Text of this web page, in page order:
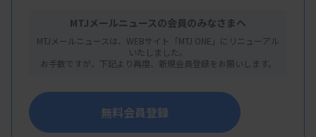
古川氏は、複数の大規模バイオバンクを横断検索で
きるよう連携させ、創薬や研究開発などへ利用して
いく政策の方向性を解説。その上で、税を投入して
経済成長につなげるための国家戦略が必要だと強調
した。
MTJメールニュースの会員のみなさまへ
MTJメールニュースは、WEBサイト「MTJ ONE」にリニューアル
いたしました。
お手数ですが、下記より再度、新規会員登録をお願いします。
無料会員登録